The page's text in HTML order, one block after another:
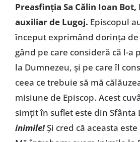
Preasfinția Sa Călin Ioan Bot,
auxiliar de Lugoj. Episcopul
început exprimând dorința
gând pe care consideră că l-a
la Dumnezeu, și pe care îl
ceea ce trebuie să mă
misiune de Episcop. Acest
simțit în suflet este din Sfânta
inimile!Și cred că aceasta